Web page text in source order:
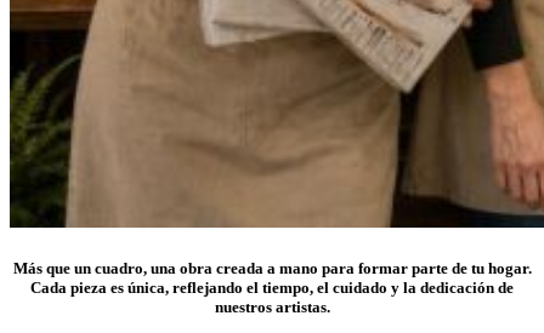
Más que un cuadro, una obra creada a mano para formar parte de tu hogar.
Cada pieza es única, reflejando el tiempo, el cuidado y la dedicación de
nuestros artistas.